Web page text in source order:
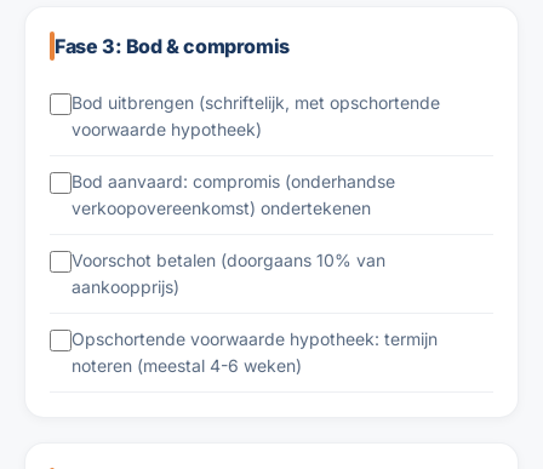
Fase 3: Bod & compromis
Bod uitbrengen (schriftelijk, met opschortende
voorwaarde hypotheek)
Bod aanvaard: compromis (onderhandse
verkoopovereenkomst) ondertekenen
Voorschot betalen (doorgaans 10% van
aankoopprijs)
Opschortende voorwaarde hypotheek: termijn
noteren (meestal 4-6 weken)